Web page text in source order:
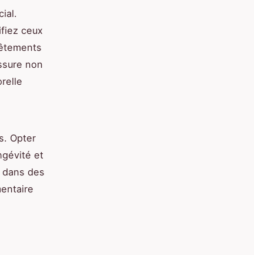
ceux
non
Opter
et
des